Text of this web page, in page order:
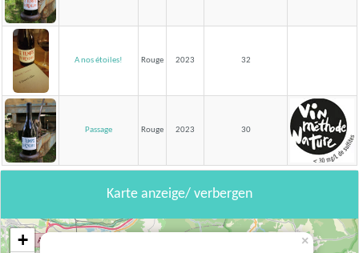
A nos étoiles! Rouge 2023 32
Passage Rouge 2023 30
Karte anzeige/ verbergen
×
+